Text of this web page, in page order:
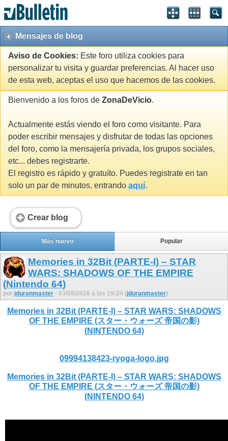
Mensajes de blog
Aviso de Cookies: Este foro utiliza cookies para
personalizar tu visita y guardar preferencias. Al hacer uso
de esta web, aceptas el uso que hacemos de las cookies.
Bienvenido a los foros de ZonaDeVicio.
Actualmente estás viendo el foro como visitante. Para
poder escribir mensajes y disfrutar de todas las opciones
del foro, como la mensajería privada, los grupos sociales,
etc... debes registrarte.
El registro es rápido y gratuíto. Puedes registrate en tan
solo un par de minutos, entrando aquí.
Crear blog
Más nuevo Popular
Memories in 32Bit (PARTE-I) – STAR
WARS: SHADOWS OF THE EMPIRE
(Nintendo 64)
por jduranmaster - 03/08/2026 a las 19:24 (jduranmaster)
Memories in 32Bit (PARTE-I) – STAR WARS: SHADOWS
OF THE EMPIRE (スター・ウォーズ 帝国の影)
(NINTENDO 64)
09994138423-ryoga-logo.jpg
Memories in 32Bit (PARTE-I) – STAR WARS: SHADOWS
OF THE EMPIRE (スター・ウォーズ 帝国の影)
(NINTENDO 64)